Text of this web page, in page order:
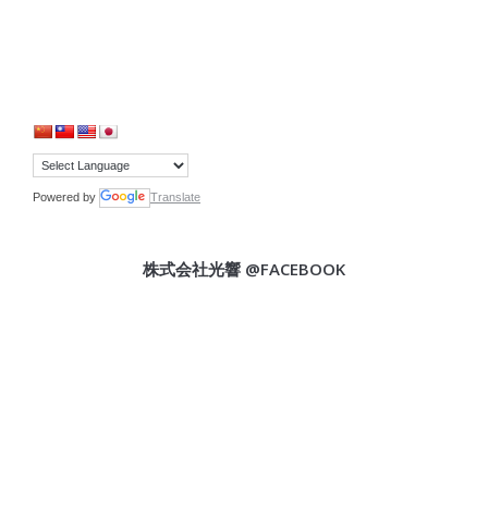
Powered by Translate
株式会社光響 @FACEBOOK